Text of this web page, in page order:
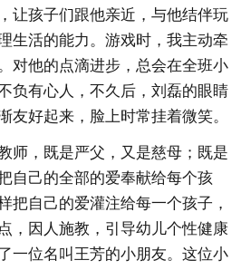
让孩子们跟他亲近，与他结伴玩
生活的能力。游戏时，我主动牵
对他的点滴进步，总会在全班小
负有心人，不久后，刘磊的眼睛
友好起来，脸上时常挂着微笑。
师，既是严父，又是慈母；既是
自己的全部的爱奉献给每个孩
把自己的爱灌注给每一个孩子，
，因人施教，引导幼儿个性健康
一位名叫王芳的小朋友。这位小